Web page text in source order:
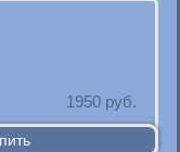
1950 руб.